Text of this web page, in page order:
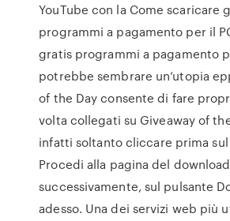
YouTube con la Come scaricare
programmi a pagamento per il
gratis programmi a pagamento
potrebbe sembrare un’utopia
of the Day consente di fare
volta collegati su Giveaway of
infatti soltanto cliccare prima
Procedi alla pagina del
successivamente, sul pulsante
adesso. Una dei servizi web più